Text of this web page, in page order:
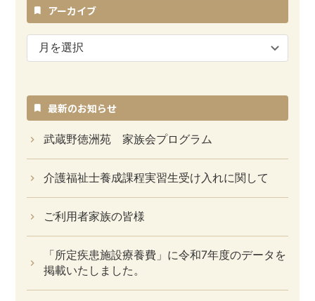
アーカイブ
ブ
最新のお知らせ
武蔵野徳洲苑 家族会プログラム
介護福祉士養成課程実習生受け入れに関して
ご利用者家族の皆様
「所定疾患施設療養費」に令和7年度のデータを
掲載いたしました。